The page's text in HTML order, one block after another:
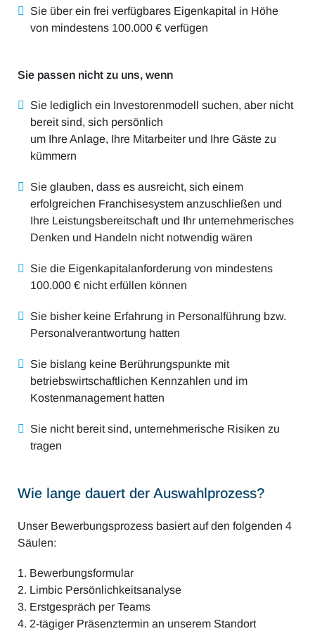
Sie über ein frei verfügbares Eigenkapital in Höhe
von mindestens 100.000 € verfügen
Sie passen nicht zu uns, wenn
Sie lediglich ein Investorenmodell suchen, aber nicht
bereit sind, sich persönlich
um Ihre Anlage, Ihre Mitarbeiter und Ihre Gäste zu
kümmern
Sie glauben, dass es ausreicht, sich einem
erfolgreichen Franchisesystem anzuschließen und
Ihre Leistungsbereitschaft und Ihr unternehmerisches
Denken und Handeln nicht notwendig wären
Sie die Eigenkapitalanforderung von mindestens
100.000 € nicht erfüllen können
Sie bisher keine Erfahrung in Personalführung bzw.
Personalverantwortung hatten
Sie bislang keine Berührungspunkte mit
betriebswirtschaftlichen Kennzahlen und im
Kostenmanagement hatten
Sie nicht bereit sind, unternehmerische Risiken zu
tragen
Wie lange dauert der Auswahlprozess?
Unser Bewerbungsprozess basiert auf den folgenden 4
Säulen:
1. Bewerbungsformular
2. Limbic Persönlichkeitsanalyse
3. Erstgespräch per Teams
4. 2-tägiger Präsenztermin an unserem Standort